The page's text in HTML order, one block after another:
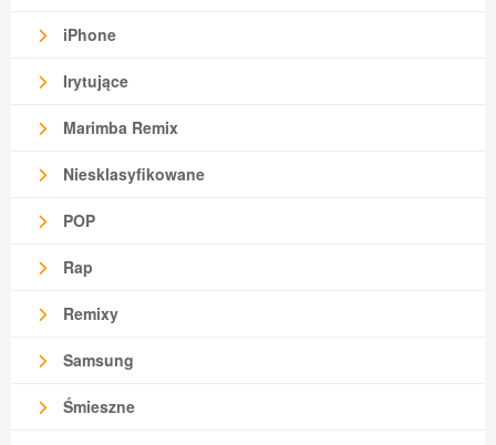
iPhone
Irytujące
Marimba Remix
Niesklasyfikowane
POP
Rap
Remixy
Samsung
Śmieszne